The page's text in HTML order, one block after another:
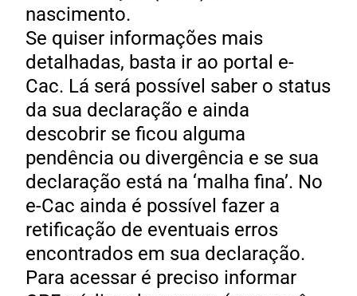
nascimento.
Se quiser informações mais
detalhadas, basta ir ao portal e-
Cac. Lá será possível saber o status
da sua declaração e ainda
descobrir se ficou alguma
pendência ou divergência e se sua
declaração está na ‘malha fina’. No
e-Cac ainda é possível fazer a
retificação de eventuais erros
encontrados em sua declaração.
Para acessar é preciso informar